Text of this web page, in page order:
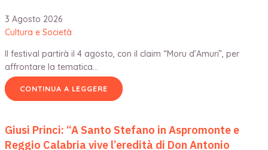
3 Agosto 2026
Cultura e Società
Il festival partirà il 4 agosto, con il claim “Moru d’Amuri”, per
affrontare la tematica…
CONTINUA A LEGGERE
Giusi Princi: “A Santo Stefano in Aspromonte e
Reggio Calabria vive l’eredità di Don Antonio